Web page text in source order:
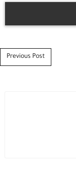
Previous Post